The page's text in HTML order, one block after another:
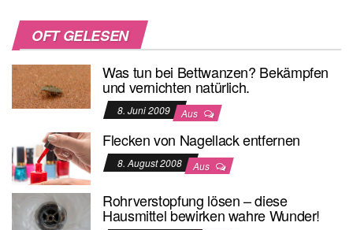
OFT GELESEN
Was tun bei Bettwanzen? Bekämpfen
und vernichten natürlich.
8. Juni 2009 Aus
Flecken von Nagellack entfernen
8. August 2008 Aus
Rohrverstopfung lösen – diese
Hausmittel bewirken wahre Wunder!